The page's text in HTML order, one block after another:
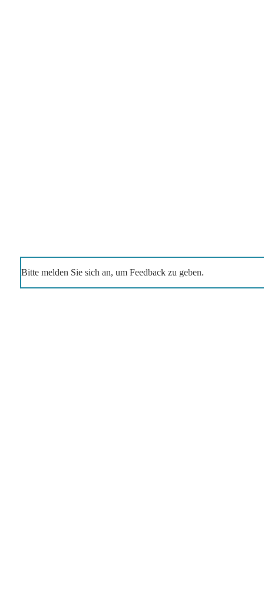
Bitte melden Sie sich an, um Feedback zu geben.